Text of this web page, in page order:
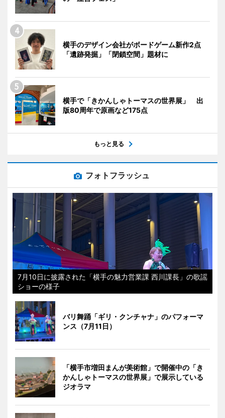
横手のデザイン会社がボードゲーム新作2点
「遺跡発掘」「閉鎖空間」題材に
横手で「きかんしゃトーマスの世界展」 出
版80周年で原画など175点
もっと見る
フォトフラッシュ
7月10日に披露された「横手の魅力営業課 西川課長」の歌謡
ショーの様子
バリ舞踊「ギリ・クンチャナ」のパフォーマ
ンス（7月11日）
「横手市増田まんが美術館」で開催中の「き
かんしゃトーマスの世界展」で展示している
ジオラマ